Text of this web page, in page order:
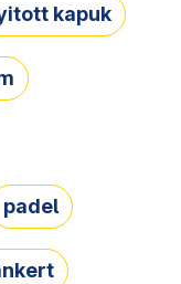
kapuk
padel